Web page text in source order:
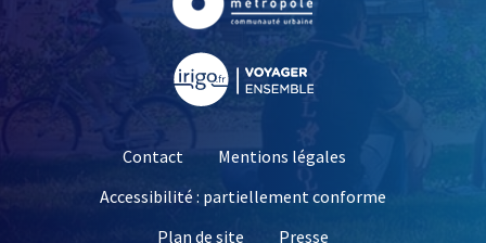
Contact
Mentions légales
Accessibilité : partiellement conforme
Plan de site
Presse